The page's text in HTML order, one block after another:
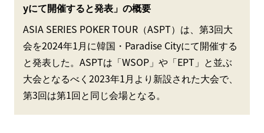
yにて開催すると発表」の概要
ASIA SERIES POKER TOUR（ASPT）は、第3回大
会を2024年1月に韓国・Paradise Cityにて開催する
と発表した。ASPTは「WSOP」や「EPT」と並ぶ
大会となるべく2023年1月より新設された大会で、
第3回は第1回と同じ会場となる。